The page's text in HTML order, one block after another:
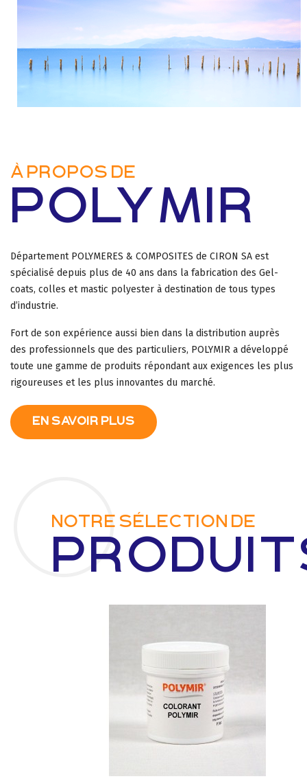
À PROPOS DE
POLYMIR
Département POLYMERES & COMPOSITES de CIRON SA est
spécialisé depuis plus de 40 ans dans la fabrication des Gel-
coats, colles et mastic polyester à destination de tous types
d’industrie.
Fort de son expérience aussi bien dans la distribution auprès
des professionnels que des particuliers, POLYMIR a développé
toute une gamme de produits répondant aux exigences les plus
rigoureuses et les plus innovantes du marché.
EN SAVOIR PLUS
NOTRE SÉLECTION DE